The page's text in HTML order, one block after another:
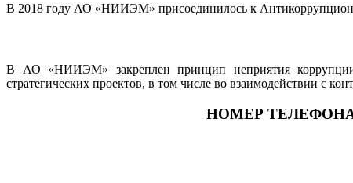
В 2018 году АО «НИИЭМ» присоединилось к
В АО «НИИЭМ» закреплен принцип неприятия коррупции
стратегических проектов, в том числе во взаимодействии с
НОМЕР